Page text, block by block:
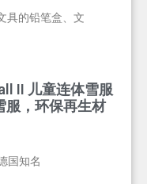
具的铅笔盒、文
II 儿童连体雪服
服，环保再生材
国知名